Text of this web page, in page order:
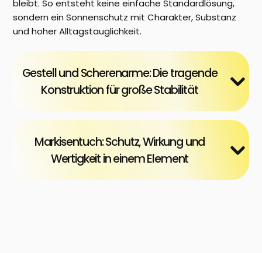
bleibt. So entsteht keine einfache Standardlösung,
sondern ein Sonnenschutz mit Charakter, Substanz
und hoher Alltagstauglichkeit.
Gestell und Scherenarme: Die tragende
Konstruktion für große Stabilität
Markisentuch: Schutz, Wirkung und
Wertigkeit in einem Element